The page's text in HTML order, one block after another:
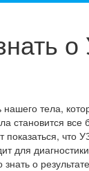
тела,
становится
показаться,
для
о